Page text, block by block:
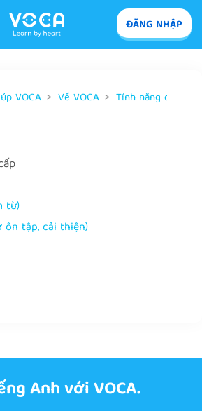
ĐĂNG NHẬP
VOCA Về VOCA Tính năng cao cấp
từ)
ôn tập, cải thiện)
Anh với VOCA.